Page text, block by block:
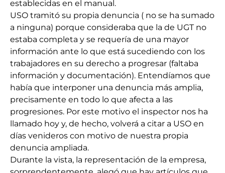
establecidas en el manual.
USO tramitó su propia denuncia ( no se ha sumado
a ninguna) porque consideraba que la de UGT no
estaba completa y se requería de una mayor
información ante lo que está sucediendo con los
trabajadores en su derecho a progresar (faltaba
información y documentación). Entendíamos que
había que interponer una denuncia más amplia,
precisamente en todo lo que afecta a las
progresiones. Por este motivo el inspector nos ha
llamado hoy y, de hecho, volverá a citar a USO en
días venideros con motivo de nuestra propia
denuncia ampliada.
Durante la vista, la representación de la empresa,